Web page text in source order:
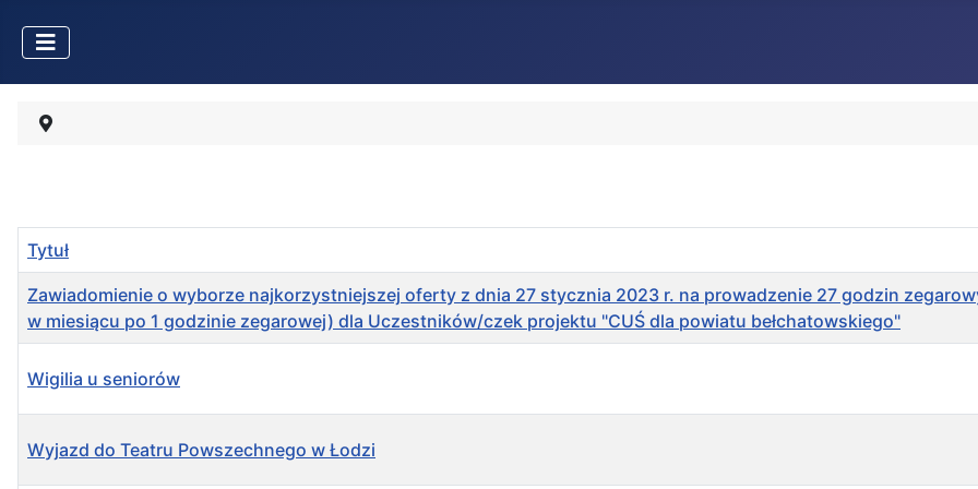
Tytuł
Zawiadomienie o wyborze najkorzystniejszej oferty z dnia 27 stycznia 2023 r. na prowadzenie 27 godzin
w miesiącu po 1 godzinie zegarowej) dla Uczestników/czek projektu "CUŚ dla powiatu bełchatowskiego"
Wigilia u seniorów
Wyjazd do Teatru Powszechnego w Łodzi